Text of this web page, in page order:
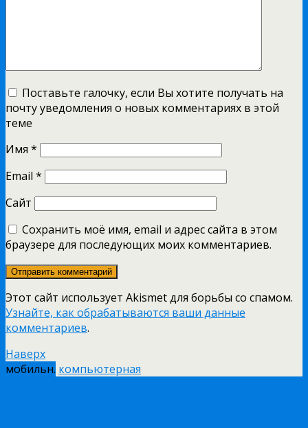
Поставьте галочку, если Вы хотите получать на
почту уведомления о новых комментариях в этой
теме
Имя *
Email *
Сайт
Сохранить моё имя, email и адрес сайта в этом
браузере для последующих моих комментариев.
Этот сайт использует Akismet для борьбы со спамом.
Узнайте, как обрабатываются ваши данные
комментариев.
Наверх
мобильн. компьютерная